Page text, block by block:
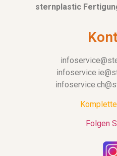
sternplastic
Folgen